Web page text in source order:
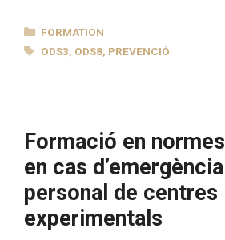
CATEGORIES
FORMATION
TAGS
ODS3, ODS8, PREVENCIÓ
Formació en
en cas
personal de centres
experimentals